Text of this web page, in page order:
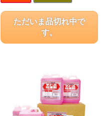
ただいま品切れ中で
す。